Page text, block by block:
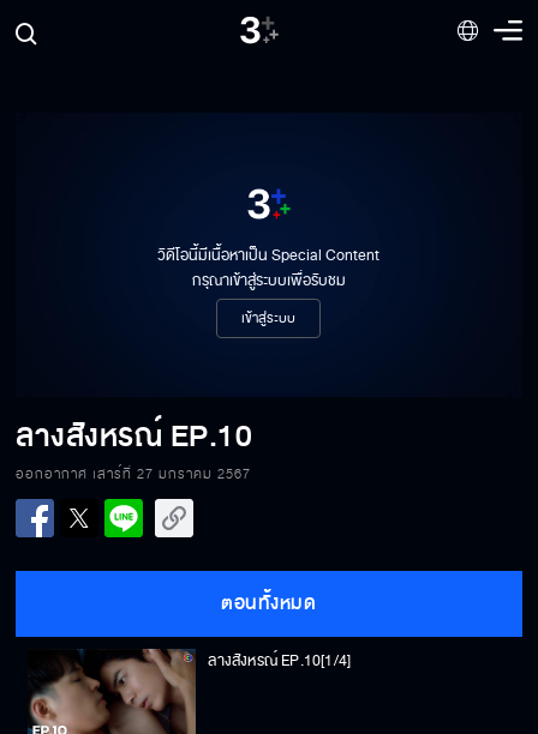
วิดีโอนี้มีเนื้อหาเป็น Special Content
กรุณาเข้าสู่ระบบเพื่อรับชม
เข้าสู่ระบบ
ลางสังหรณ์ EP.10
ออกอากาศ เสาร์ที่ 27 มกราคม 2567
ตอนทั้งหมด
ลางสังหรณ์ EP.10[1/4]